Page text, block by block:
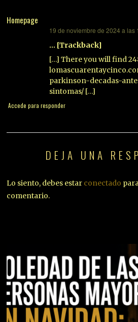
Homepage
19 de noviembre de 2024 a las
… [Trackback]
[…] There you will find
parkinson-decadas-
sintomas/ […]
Accede para responder
DEJA UNA
Lo siento, debes estar conectado
comentario.